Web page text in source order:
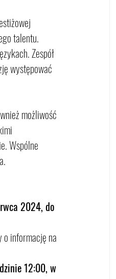
talentu.
Zespół
występować
możliwość
Wspólne
2024, do
o informację na
12:00, w